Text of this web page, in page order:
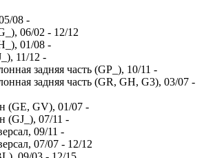
08 -
06/02 - 12/12
01/08 -
11/12 -
задняя часть (GP_), 10/11 -
задняя часть (GR, GH, G3), 03/07 -
(GE, GV), 01/07 -
(GJ_), 07/11 -
09/11 -
07/07 - 12/12